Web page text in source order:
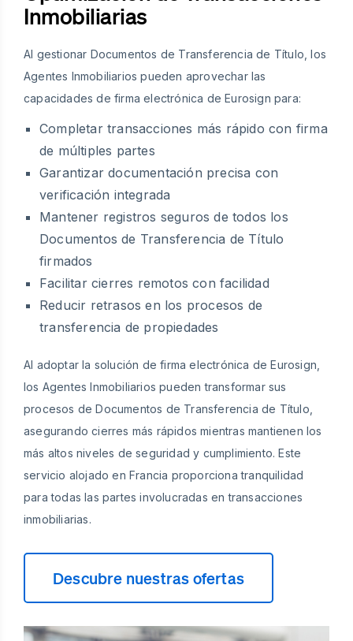
Inmobiliarias
Al gestionar Documentos de Transferencia de Título, los
Agentes Inmobiliarios pueden aprovechar las
capacidades de firma electrónica de Eurosign para:
Completar transacciones más rápido con firma
de múltiples partes
Garantizar documentación precisa con
verificación integrada
Mantener registros seguros de todos los
Documentos de Transferencia de Título
firmados
Facilitar cierres remotos con facilidad
Reducir retrasos en los procesos de
transferencia de propiedades
Al adoptar la solución de firma electrónica de Eurosign,
los Agentes Inmobiliarios pueden transformar sus
procesos de Documentos de Transferencia de Título,
asegurando cierres más rápidos mientras mantienen los
más altos niveles de seguridad y cumplimiento. Este
servicio alojado en Francia proporciona tranquilidad
para todas las partes involucradas en transacciones
inmobiliarias.
Descubre nuestras ofertas